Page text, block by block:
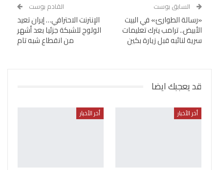
السابق بوست
«رسالة الطوارئ» في البيت
الأبيض.. ترامب يترك تعليمات
سرية لنائبه قبل زيارة بكين
القادم بوست
الإنترنت الاحترافي… إيران تعيد
الولوج للشبكة جزئيا بعد أشهر
من انقطاع شبه تام
قد يعجبك ايضا
أخر الأخبار أخر الأخبار